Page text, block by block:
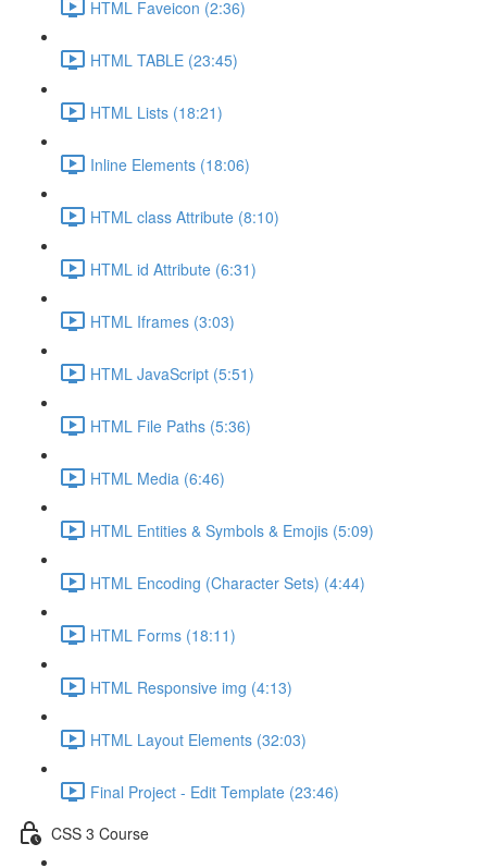
HTML Faveicon (2:36)
HTML TABLE (23:45)
HTML Lists (18:21)
Inline Elements (18:06)
HTML class Attribute (8:10)
HTML id Attribute (6:31)
HTML Iframes (3:03)
HTML JavaScript (5:51)
HTML File Paths (5:36)
HTML Media (6:46)
HTML Entities & Symbols & Emojis (5:09)
HTML Encoding (Character Sets) (4:44)
HTML Forms (18:11)
HTML Responsive img (4:13)
HTML Layout Elements (32:03)
Final Project - Edit Template (23:46)
CSS 3 Course